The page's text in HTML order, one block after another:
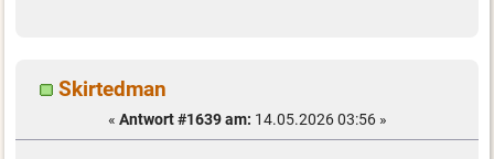
Skirtedman
« Antwort #1639 am: 14.05.2026 03:56 »